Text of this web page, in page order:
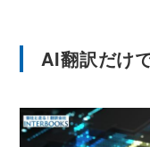
AI翻訳だけ